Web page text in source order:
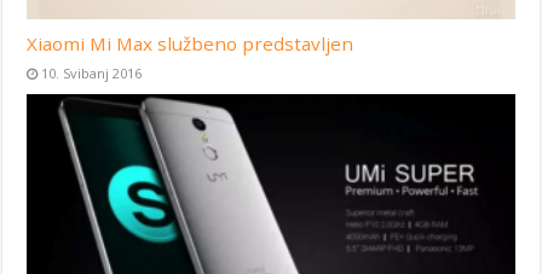
Xiaomi Mi Max službeno predstavljen
10. Svibanj 2016